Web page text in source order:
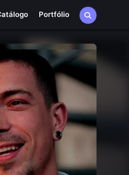
Portfólio